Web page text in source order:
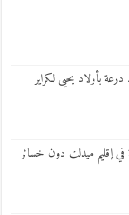
بأولاد يحيى لكراير
في إقليم ميدلت دون خسائر